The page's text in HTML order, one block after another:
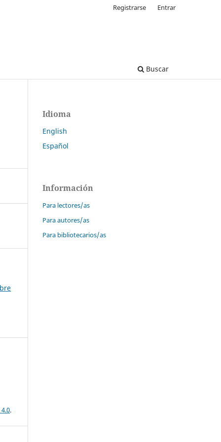
Buscar
Registrarse Entrar
.
Idioma
English
Español
Información
Para lectores/as
Para autores/as
Para bibliotecarios/as